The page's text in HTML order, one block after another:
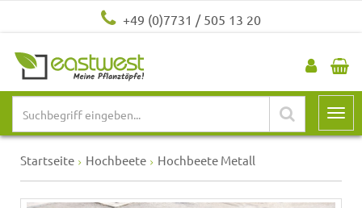
+49 (0)7731 / 505 13 20
Startseite Hochbeete Hochbeete Metall